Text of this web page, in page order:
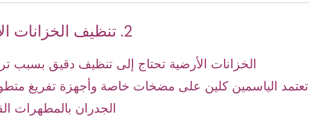
2. تنظيف الخزانات الأرضية
الخزانات الأرضية تحتاج إلى تنظيف دقيق بسبب
تعتمد الياسمين كلين على مضخات خاصة وأجهزة تفريغ
الجدران بالمطهرات